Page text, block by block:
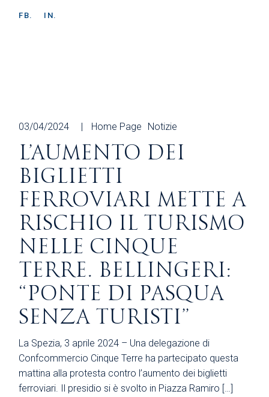
FB. IN.
03/04/2024 Home Page Notizie
L’AUMENTO DEI
BIGLIETTI
FERROVIARI METTE A
RISCHIO IL TURISMO
NELLE CINQUE
TERRE. BELLINGERI:
“PONTE DI PASQUA
SENZA TURISTI”
La Spezia, 3 aprile 2024 – Una delegazione di
Confcommercio Cinque Terre ha partecipato questa
mattina alla protesta contro l’aumento dei biglietti
ferroviari. Il presidio si è svolto in Piazza Ramiro […]